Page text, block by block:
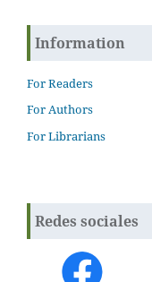
Information
For Readers
For Authors
For Librarians
Redes sociales